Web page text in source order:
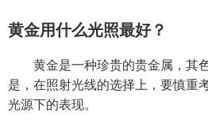
黄金用什么光照最好？
黄金是一种珍贵的贵金属，其
是，在照射光线的选择上，要慎重
光源下的表现。